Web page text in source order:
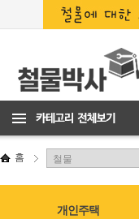
홈
개인주택